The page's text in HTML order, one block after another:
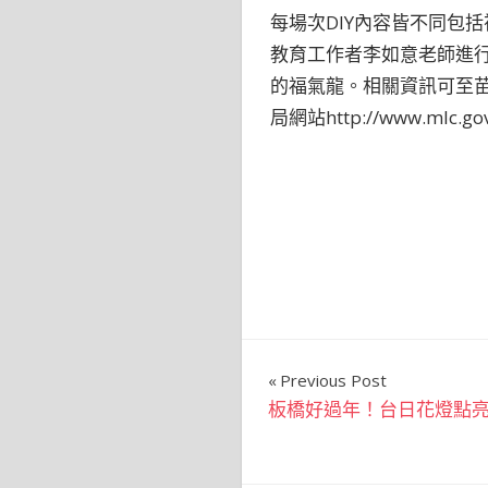
每場次DIY內容皆不同包
教育工作者李如意老師進
的福氣龍。相關資訊可至
局網站http://
文
章
Previous Post
板橋好過年！台日花燈點